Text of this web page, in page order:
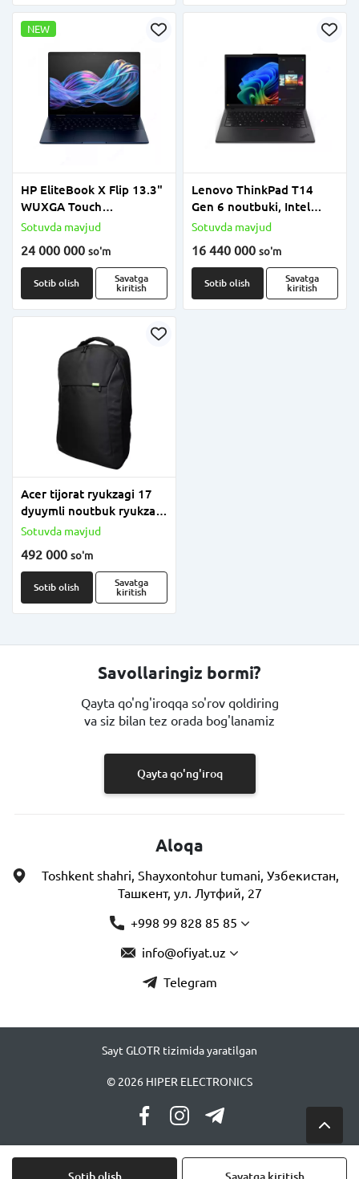
NEW
HP EliteBook X Flip 13.3"
WUXGA Touch
transformer-noutbuk,
Core Ultra 7 255U, 32GB
RAM, 1TB SSD
Sotuvda mavjud
24 000 000 so'm
Sotib olish
Savatga
kiritish
Lenovo ThinkPad T14
Gen 6 noutbuki, Intel
Core Ultra 7 255U, 16GB
integratsiyalashgan
grafika, 14" WUXGA, OT
yo‘q, Eclipse Black
Sotuvda mavjud
16 440 000 so'm
Sotib olish
Savatga
kiritish
Acer tijorat ryukzagi 17
dyuymli noutbuk ryukzagi
(mahsulot raqami:
Sotuvda mavjud
492 000 so'm
Sotib olish
Savatga
kiritish
Savollaringiz bormi?
Qayta qo'ng'iroqqa so'rov qoldiring
va siz bilan tez orada bog'lanamiz
Qayta qo'ng'iroq
Aloqa
Toshkent shahri, Shayxontohur tumani, Узбекистан,
Ташкент, ул. Лутфий, 27
+998 99 828 85 85
info@ofiyat.uz
Telegram
Sayt GLOTR tizimida yaratilgan
© 2026 HIPER ELECTRONICS